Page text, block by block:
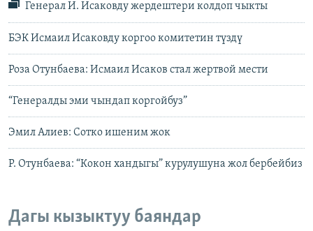
Генерал И. Исаковду жердештери колдоп чыкты
БЭК Исмаил Исаковду коргоо комитетин түздү
Роза Отунбаева: Исмаил Исаков стал жертвой мести
“Генералды эми чындап коргойбуз”
Эмил Алиев: Сотко ишеним жок
Р. Отунбаева: “Кокон хандыгы” курулушуна жол бербейбиз
Дагы кызыктуу баяндар